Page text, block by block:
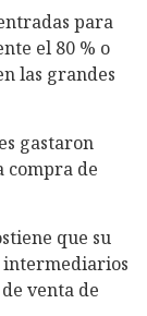
para
el 80 % o
las grandes
gastaron
compra de
que su
intermediarios
venta de